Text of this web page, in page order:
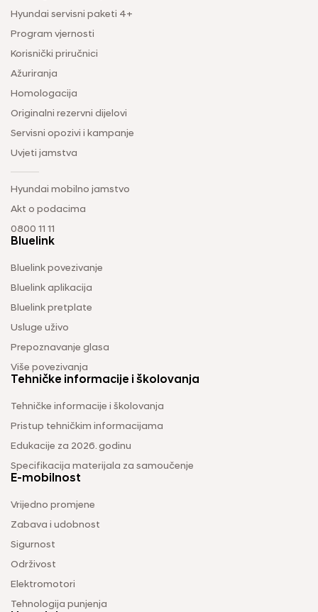
Hyundai servisni paketi 4+
Program vjernosti
Korisnički priručnici
Ažuriranja
Homologacija
Originalni rezervni dijelovi
Servisni opozivi i kampanje
Uvjeti jamstva
Hyundai mobilno jamstvo
Akt o podacima
0800 11 11
Bluelink
Bluelink povezivanje
Bluelink aplikacija
Bluelink pretplate
Usluge uživo
Prepoznavanje glasa
Više povezivanja
Tehničke informacije i školovanja
Tehničke informacije i školovanja
Pristup tehničkim informacijama
Edukacije za 2026. godinu
Specifikacija materijala za samoučenje
E-mobilnost
Vrijedno promjene
Zabava i udobnost
Sigurnost
Održivost
Elektromotori
Tehnologija punjenja